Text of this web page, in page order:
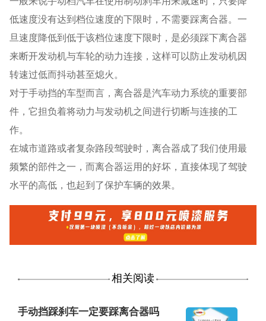
低速度没有达到档位速度的下限时，不需要踩离合器。一
旦速度降低到低于该档位速度下限时，是必须踩下离合器
来断开发动机与车轮的动力连接，这样可以防止发动机因
转速过低而抖动甚至熄火。
对于手动挡的车型而言，离合器是汽车动力系统的重要部
件，它担负着将动力与发动机之间进行切断与连接的工
作。
在城市道路或者复杂路段驾驶时，离合器成了我们使用最
频繁的部件之一，而离合器运用的好坏，直接体现了驾驶
水平的高低，也起到了保护车辆的效果。
相关阅读
手动挡踩刹车一定要踩离合器吗